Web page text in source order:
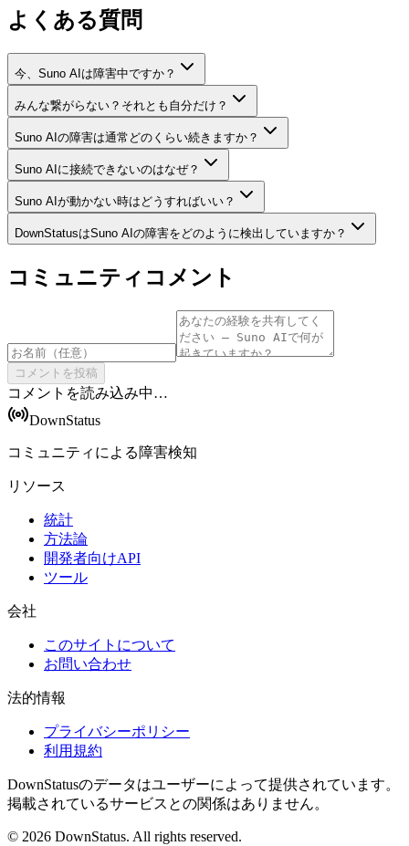
よくある質問
今、Suno AIは障害中ですか？
みんな繋がらない？それとも自分だけ？
Suno AIの障害は通常どのくらい続きますか？
Suno AIに接続できないのはなぜ？
Suno AIが動かない時はどうすればいい？
DownStatusはSuno AIの障害をどのように検出していますか？
コミュニティコメント
コメントを投稿
コメントを読み込み中…
DownStatus
コミュニティによる障害検知
リソース
統計
方法論
開発者向けAPI
ツール
会社
このサイトについて
お問い合わせ
法的情報
プライバシーポリシー
利用規約
DownStatusのデータはユーザーによって提供されています。
掲載されているサービスとの関係はありません。
© 2026 DownStatus. All rights reserved.